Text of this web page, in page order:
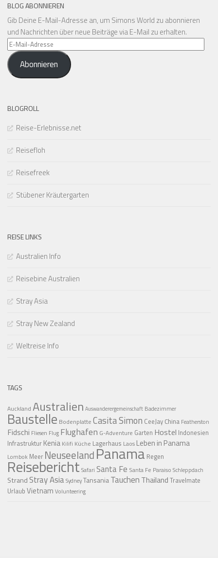
BLOG ABONNIEREN
Gib Deine E-Mail-Adresse an, um Simons World zu abonnieren
und Nachrichten über neue Beiträge via E-Mail zu erhalten.
E-
Mail-
AdresseAbonnieren
BLOGROLL
Reise-Erlebnisse.net
Reisefloh
Reisefreek
Stübener Kräutergarten
REISE LINKS
Australien Info
Reisebine Australien
Stray Asia
Stray New Zealand
Weltreise Info
TAGS
Auckland Australien Auswanderergemeinschaft Badezimmer
Baustelle Bodenplatte Casita Simon CeeJay China Featherston
Fidschi Fliesen Flug Flughafen G-Adventure Garten Hostel Indonesien
Infrastruktur Kenia Kilifi Küche Lagerhaus Laos Leben in Panama
Lombok Meer NeuseelandPanama Regen
Reisebericht Safari Santa Fe Santa Fe Paraiso Schleppdach
Strand Stray AsiaSydneyTansaniaTauchen Thailand Travelmate
Urlaub Vietnam Volunteering